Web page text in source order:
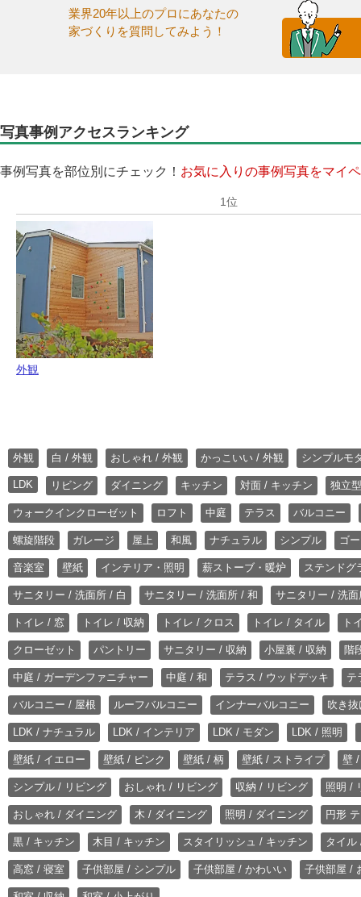
業界20年以上のプロにあなたの
家づくりを質問してみよう！
写真事例アクセスランキング
事例写真を部位別にチェック！ お気に入りの事例写真をマイ
外観
外観 白 / 外観 おしゃれ / 外観 かっこいい / 外観 シンプルモ
LDK リビング ダイニング キッチン 対面 / キッチン 独立
ウォークインクローゼット ロフト 中庭 テラス バルコニー
螺旋階段 ガレージ 屋上 和風 ナチュラル シンプル ゴ
音楽室 壁紙 インテリア・照明 薪ストーブ・暖炉 ステンドグ
サニタリー / 洗面所 / 白 サニタリー / 洗面所 / 和 サニタリー / 洗
トイレ / 窓 トイレ / 収納 トイレ / クロス トイレ / タイル ト
クローゼット パントリー サニタリー / 収納 小屋裏 / 収納 階
中庭 / ガーデンファニチャー 中庭 / 和 テラス / ウッドデッキ テ
バルコニー / 屋根 ルーフバルコニー インナーバルコニー 吹き
LDK / ナチュラル LDK / インテリア LDK / モダン LDK / 照明
壁紙 / イエロー 壁紙 / ピンク 壁紙 / 柄 壁紙 / ストライプ 壁
シンプル / リビング おしゃれ / リビング 収納 / リビング 照明 /
おしゃれ / ダイニング 木 / ダイニング 照明 / ダイニング 円形
黒 / キッチン 木目 / キッチン スタイリッシュ / キッチン タイル
高窓 / 寝室 子供部屋 / シンプル 子供部屋 / かわいい 子供部屋 /